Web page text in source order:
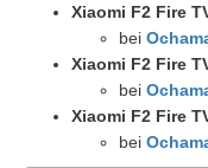
Xiaomi F2 Fire
bei
Xiaomi F2 Fire
bei
Xiaomi F2 Fire
bei